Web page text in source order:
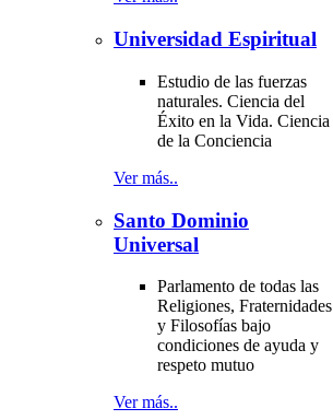
Universidad Espiritual
Estudio de las fuerzas
naturales. Ciencia del
Éxito en la Vida. Ciencia
de la Conciencia
Ver más..
Santo Dominio
Universal
Parlamento de todas las
Religiones, Fraternidades
y Filosofías bajo
condiciones de ayuda y
respeto mutuo
Ver más..